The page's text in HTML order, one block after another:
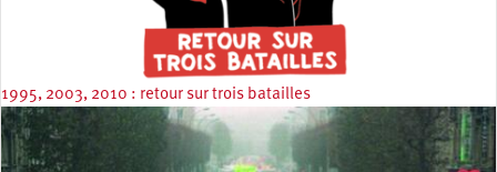
1995, 2003, 2010 : retour sur trois batailles